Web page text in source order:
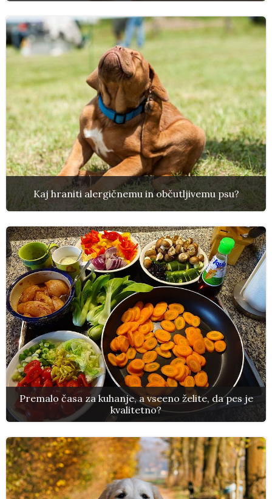
Kaj hraniti alergičnemu in občutljivemu psu?
Premalo časa za kuhanje, a vseeno želite, da pes je
kvalitetno?